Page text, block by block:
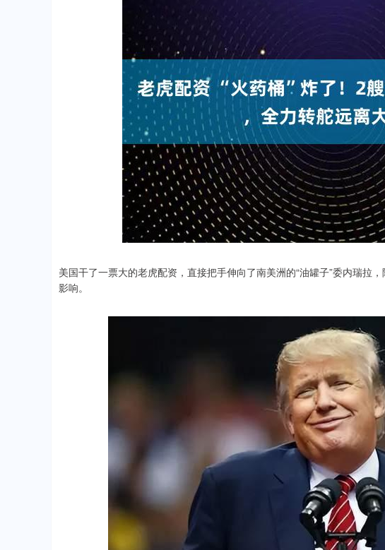
美国干了一票大的老虎配资，直接把手伸向了南美洲的“油罐子”委内瑞拉
影响。
3940.04 39.68 1.02% 深证成指